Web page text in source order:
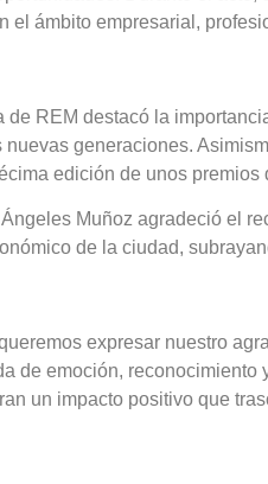
el ámbito empresarial,
de REM destacó la
nuevas generaciones.
edición de unos
Muñoz agradeció el
de la ciudad,
expresar nuestro
de emoción,
un impacto positivo que